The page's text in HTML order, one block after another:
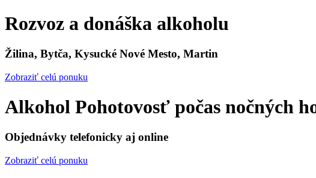
Rozvoz a donáška alkoholu
Žilina, Bytča, Kysucké Nové Mesto, Martin
Zobraziť celú ponuku
Alkohol Pohotovosť počas nočných
Objednávky telefonicky aj online
Zobraziť celú ponuku